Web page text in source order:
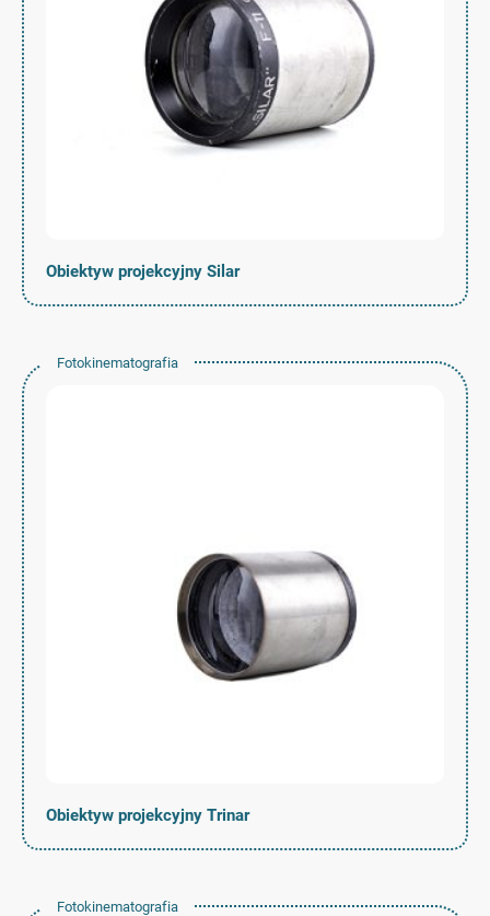
Obiektyw projekcyjny Silar
Fotokinematografia
Obiektyw projekcyjny Trinar
Fotokinematografia